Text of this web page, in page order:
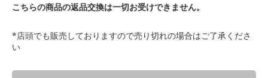
こちらの商品の返品交換は一切お受けできません。
*店頭でも販売しておりますので売り切れの場合はご了承くださ
い